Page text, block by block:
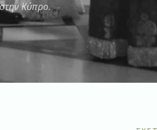
Κύπρο.